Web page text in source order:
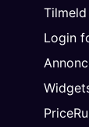
Login